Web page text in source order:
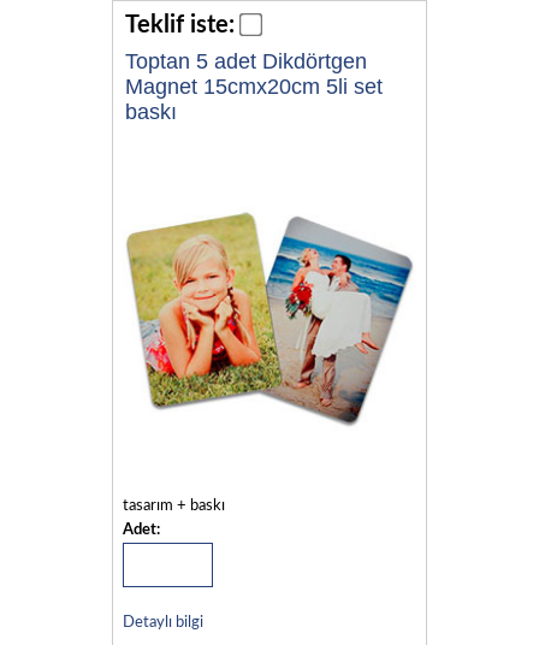
Teklif iste:
Toptan 5 adet Dikdörtgen
Magnet 15cmx20cm 5li set
baskı
tasarım + baskı
Adet:
Detaylı bilgi